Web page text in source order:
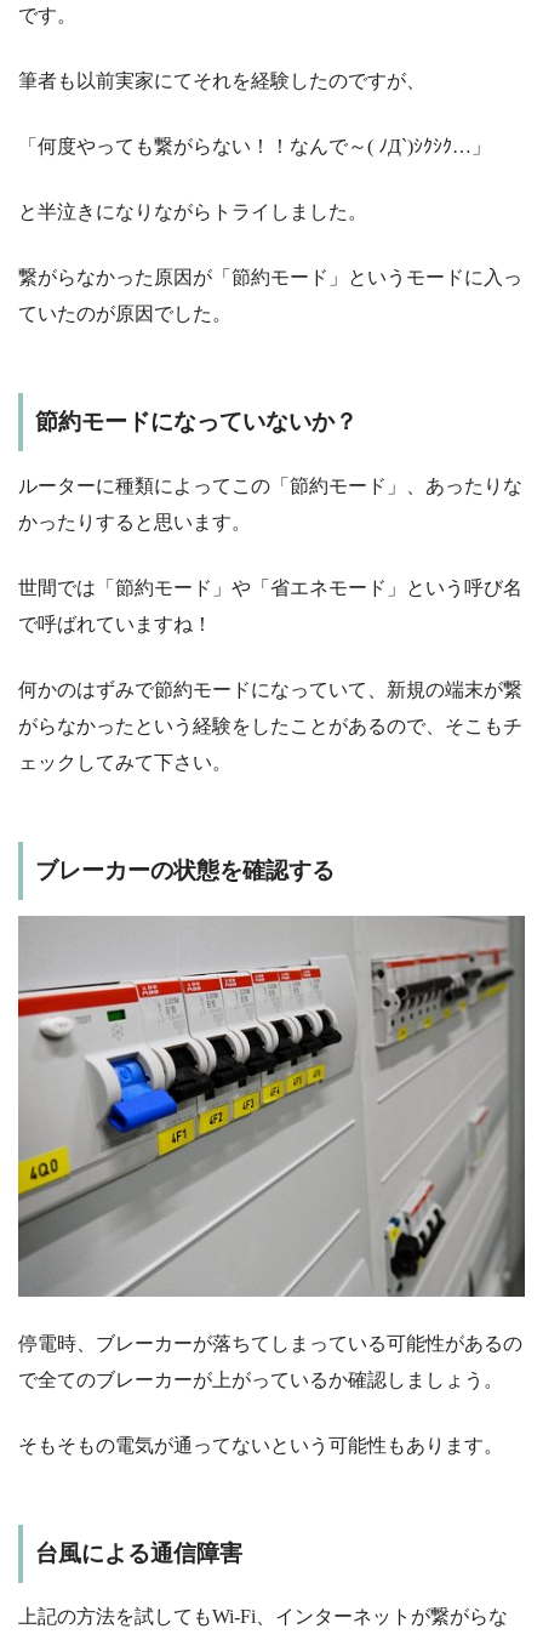
です。
筆者も以前実家にてそれを経験したのですが、
「何度やっても繋がらない！！なんで～( ﾉД`)ｼｸｼｸ…」
と半泣きになりながらトライしました。
繋がらなかった原因が 「節約モード」
というモードに入っ
ていたのが原因でした。
節約モードになっていないか？
ルーターに種類によってこの「節約モード」、あったりな
かったりすると思います。
世間では「節約モード」や「省エネモード」という呼び名
で呼ばれていますね！
何かのはずみで節約モードになっていて、新規の端末が繋
がらなかったという経験をしたことがあるので、そこもチ
ェックしてみて下さい。
ブレーカーの状態を確認する
停電時、ブレーカーが落ちてしまっている可能性があるの
で全てのブレーカーが上がっているか確認しましょう。
そもそもの電気が通ってないという可能性もあります。
台風による通信障害
上記の方法を試してもWi-Fi、インターネットが繋がらな